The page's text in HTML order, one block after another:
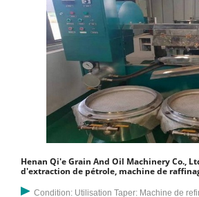
Henan Qi'e Grain And Oil Machinery Co.,
d'extraction de pétrole, machine de
Condition: Utilisation Taper: Machine de